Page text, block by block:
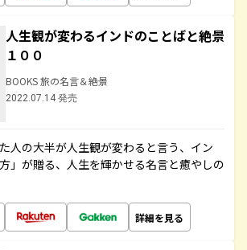
人生観が変わるインドのことばと絶景
１００
BOOKS 旅の名言＆絶景
2022.07.14 発売
人の大半が人生観が変わると言う、イン
」が贈る、人生を輝かせる名言と癒やしの
詳細を見る